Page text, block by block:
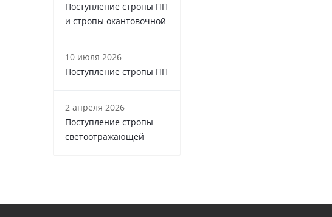
Поступление стропы ПП
и стропы окантовочной
10 июля 2026
Поступление стропы ПП
2 апреля 2026
Поступление стропы
светоотражающей